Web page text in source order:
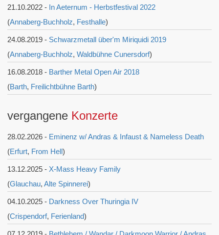
21.10.2022 - In Aeternum - Herbstfestival 2022
(Annaberg-Buchholz, Festhalle)
24.08.2019 - Schwarzmetall über'm Miriquidi 2019
(Annaberg-Buchholz, Waldbühne Cunersdorf)
16.08.2018 - Barther Metal Open Air 2018
(Barth, Freilichtbühne Barth)
vergangene Konzerte
28.02.2026 - Eminenz w/ Andras & Infaust & Nameless Death
(Erfurt, From Hell)
13.12.2025 - X-Mass Heavy Family
(Glauchau, Alte Spinnerei)
04.10.2025 - Darkness Over Thuringia IV
(Crispendorf, Ferienland)